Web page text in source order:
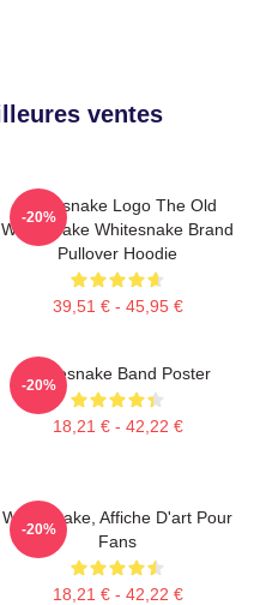
ventes
Whitesnake Logo The Old
Whitesnake Whitesnake Brand
Pullover Hoodie
39,51 € - 45,95 €
-20%
Whitesnake Band Poster
18,21 € - 42,22 €
-20%
Whitesnake, Affiche D'art Pour
Fans
18,21 € - 42,22 €
-20%